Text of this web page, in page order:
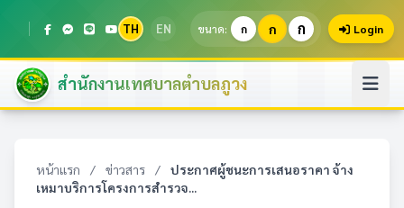
TH EN ขนาด: ก ก ก Login
สำนักงานเทศบาลตำบลภูวง
หน้าแรก / ข่าวสาร /
ประกาศผู้ชนะการเสนอราคา จ้าง
เหมาบริการโครงการสำรวจ...